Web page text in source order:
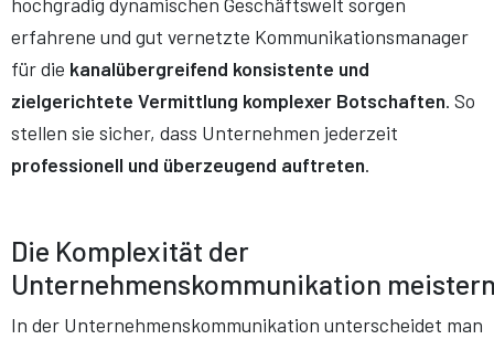
erfahrene und gut vernetzte Kommunikationsmanager
für die kanalübergreifend konsistente und
zielgerichtete Vermittlung komplexer Botschaften. So
stellen sie sicher, dass Unternehmen jederzeit
professionell und überzeugend auftreten.
Die Komplexität der
Unternehmenskommunikation
In der Unternehmenskommunikation unterscheidet man